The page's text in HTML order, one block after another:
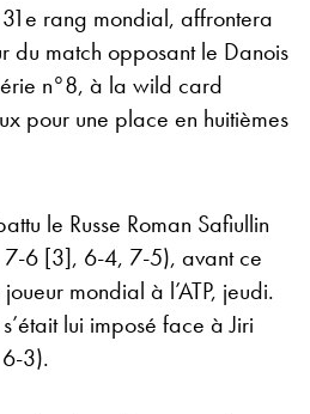
rang mondial, affrontera
du match opposant le Danois
n°8, à la wild card
pour une place en huitièmes
le Russe Roman Safiullin
6 [3], 6-4, 7-5), avant ce
mondial à l’ATP, jeudi.
lui imposé face à Jiri
3).